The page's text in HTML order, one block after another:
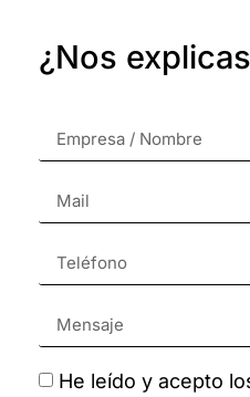
¿Nos
He leído y acepto